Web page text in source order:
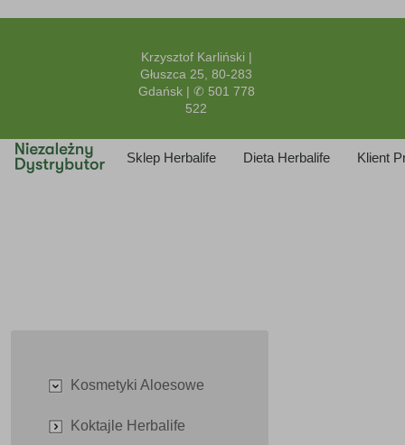
Krzysztof Karliński |
Głuszca 25, 80-283
Gdańsk | ✆ 501 778
522
Sklep Herbalife Dieta Herbalife Klient
Kosmetyki Aloesowe
Koktajle Herbalife